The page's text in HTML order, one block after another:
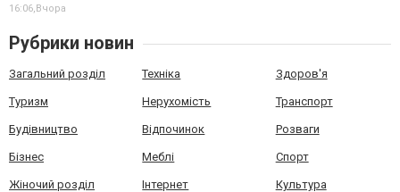
16:06,Вчора
Рубрики новин
Загальний розділ Техніка Здоров'я
Туризм Нерухомість Транспорт
Будівництво Відпочинок Розваги
Бізнес Меблі Спорт
Жіночий розділ Інтернет Культура